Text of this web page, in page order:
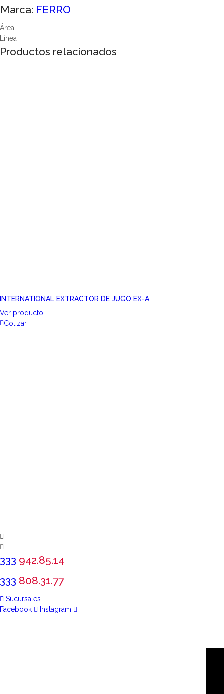
Marca: FERRO
Área
Línea
Productos relacionados
INTERNATIONAL EXTRACTOR DE JUGO EX-A
Ver producto
Cotizar
333 942.85.14
333 808.31.77
Sucursales
Facebook
Instagram